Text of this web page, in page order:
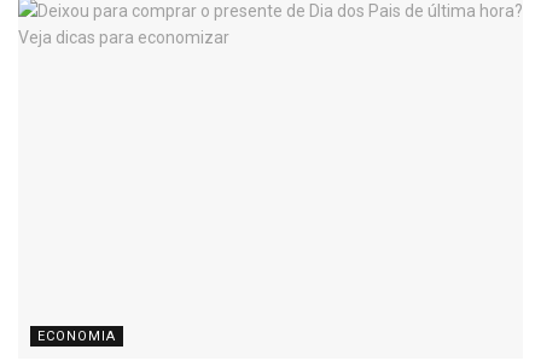
ECONOMIA